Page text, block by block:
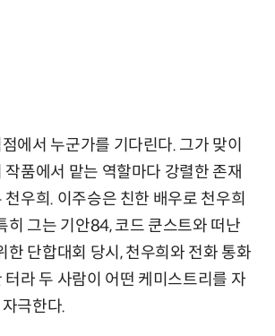
에서 누군가를 기다린다. 그가 맞이
작품에서 맡는 역할마다 강렬한 존재
우희. 이주승은 친한 배우로 천우희
히 그는 기안84, 코드 쿤스트와 떠난
한 단합대회 당시, 천우희와 전화 통화
터라 두 사람이 어떤 케미스트리를 자
극한다.